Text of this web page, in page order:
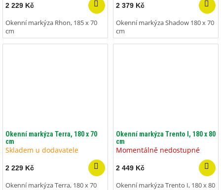
2 229 Kč
Okenní markýza Rhon, 185 x 70
cm
2 379 Kč
Okenní markýza Shadow 180 x 70
cm
Okenní markýza Terra, 180 x 70
cm
Skladem u dodavatele
2 229 Kč
Okenní markýza Terra, 180 x 70
Okenní markýza Trento I, 180 x 80
cm
Momentálně nedostupné
2 449 Kč
Okenní markýza Trento I, 180 x 80